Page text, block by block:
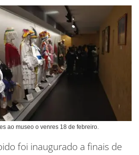
ao museo o venres 18 de febreiro.
foi inaugurado a finais de